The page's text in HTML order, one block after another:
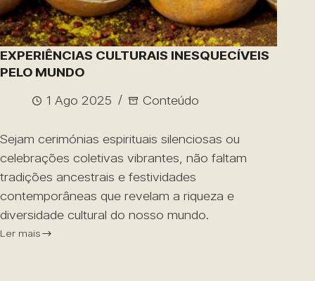
EXPERIÊNCIAS CULTURAIS INESQUECÍVEIS
PELO MUNDO
1 Ago 2025
Conteúdo
Sejam cerimónias espirituais silenciosas ou
celebrações coletivas vibrantes, não faltam
tradições ancestrais e festividades
contemporâneas que revelam a riqueza e
diversidade cultural do nosso mundo.
Ler mais